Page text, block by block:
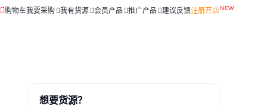
购物车我要采购 我有货源 会员产品 推广产品 建议反馈注册开店
想要货源？